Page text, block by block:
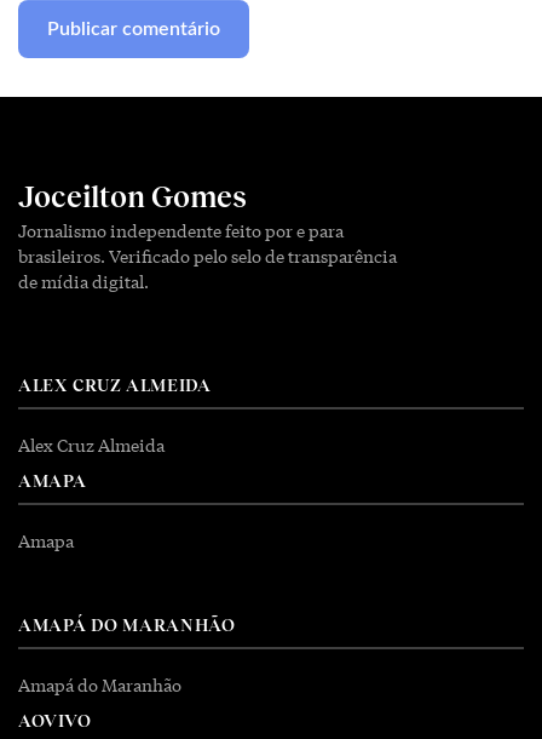
Joceilton Gomes
Jornalismo independente feito por e para
brasileiros. Verificado pelo selo de transparência
de mídia digital.
ALEX CRUZ ALMEIDA
Alex Cruz Almeida
AMAPA
Amapa
AMAPÁ DO MARANHÃO
Amapá do Maranhão
AOVIVO